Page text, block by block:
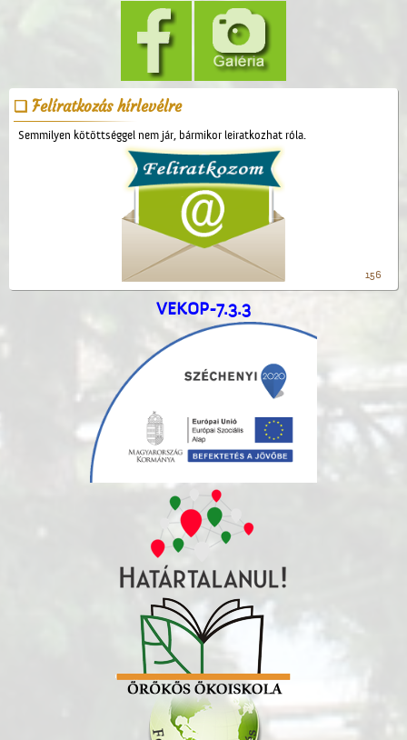
Felíratkozás hírlevélre
Semmilyen kötöttséggel nem jár, bármikor leiratkozhat róla.
156
VEKOP-7.3.3